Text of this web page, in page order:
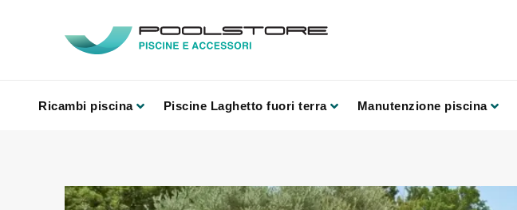
Ricambi piscina Piscine Laghetto fuori terra Manutenzione piscina